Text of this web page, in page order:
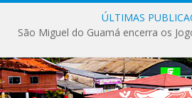
ÚLTIMAS